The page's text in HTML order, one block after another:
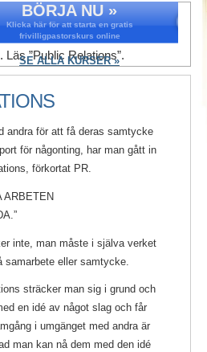
BÖRJA NU »
Klicka här för att starta en gratis
frivilligpastorskurs online
SE ALLA KURSER »
Läs ”Public Relations”.
andra för att få deras samtycke
för någonting, har man gått in
förkortat PR.
ARBETEN
inte, man måste i själva verket
eller samtycke.
sträcker man sig i grund och
en idé av något slag och får
i umgänget med andra är
man kan nå dem med den idé